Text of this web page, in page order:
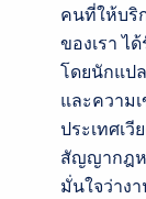
คนที่ให้บริ
ของเรา ไ
โดยนักแป
และความ
ประเทศเ
สัญญากฎห
มั่นใจว่าง